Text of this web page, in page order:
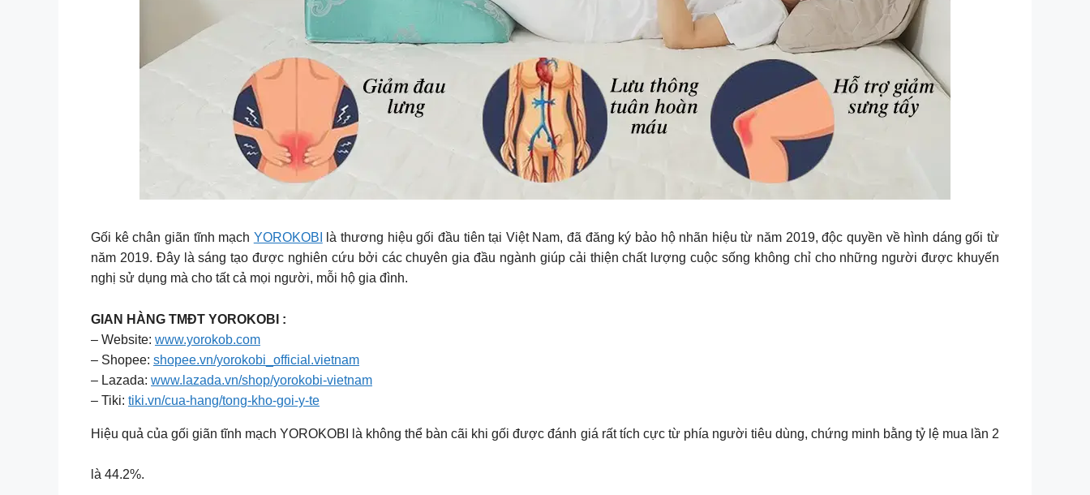
Gối kê chân giãn tĩnh mạch YOROKOBI
là thương hiệu gối đầu tiên tại Việt Nam, đã đăng ký bảo hộ nhãn hiệu từ năm 2019, độc quyền về hình dáng gối từ
năm 2019. Đây là sáng tạo được nghiên cứu bởi các chuyên gia đầu ngành giúp cải thiện chất lượng cuộc sống không chỉ cho những người được khuyến
nghị sử dụng mà cho tất cả mọi người, mỗi hộ gia đình.
GIAN HÀNG TMĐT YOROKOBI :
– Website: www.yorokob.com
– Shopee: shopee.vn/yorokobi_official.vietnam
– Lazada: www.lazada.vn/shop/yorokobi-vietnam
– Tiki: tiki.vn/cua-hang/tong-kho-goi-y-te
Hiệu quả của gối giãn tĩnh mạch YOROKOBI là không thể bàn cãi khi gối được đánh giá rất tích cực từ phía người tiêu dùng, chứng minh bằng tỷ lệ mua lần 2
là 44.2%.